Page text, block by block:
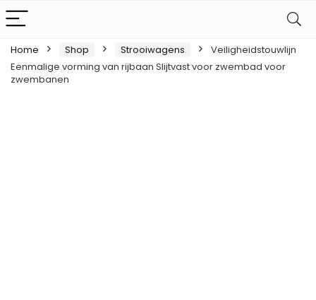
Home Shop Strooiwagens
Veiligheidstouwlijn
Eenmalige vorming van rijbaan Slijtvast voor zwembad voor
zwembanen